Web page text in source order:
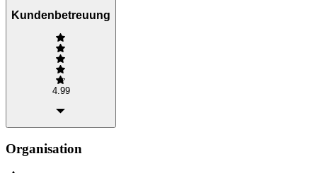
Kundenbetreuung
4.99
Organisation